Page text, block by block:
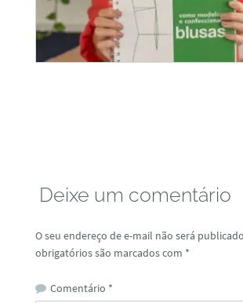
Deixe um comentário
O seu endereço de e-mail não será
obrigatórios são marcados com *
Comentário *